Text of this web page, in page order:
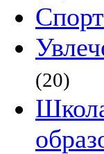
Спорт
(20)